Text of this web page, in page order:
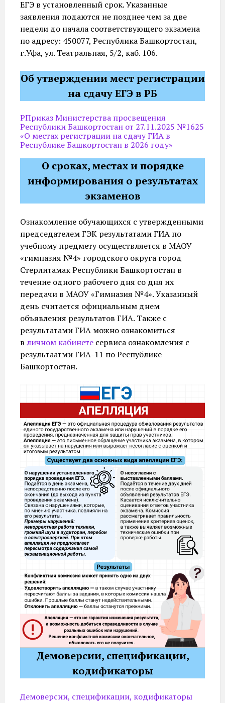
ЕГЭ в установленный срок. Указанные
заявления подаются не позднее чем за две
недели до начала соответствующего экзамена
по адресу: 450077, Республика Башкортостан,
г.Уфа, ул. Театральная, 5/2, каб. 106.
Об утверждении мест регистрации
на сдачу ЕГЭ в РБ
PПриказ Министерства просвещения
Республики Башкортостан от 27.11.2025 №1625
«О местах регистрации на сдачу ГИА в
Республике Башкортостан в 2026 году»
О сроках, местах и порядке
информирования о результатах
экзаменов
Ознакомление обучающихся с утвержденными
председателем ГЭК результатами ГИА по
учебному предмету осуществляется в МАОУ
«гимназия №4» городского округа город
Стерлитамак Республики Башкортостан в
течение одного рабочего дня со дня их
передачи в МАОУ «Гимназия №4». Указанный
день считается официальным днем
объявления результатов ГИА. Также с
результатами ГИА можно ознакомиться
в личном кабинете сервиса ознакомления с
результаатми ГИА-11 по Республике
Башкортостан.
Демоверсии, спецификации,
кодификаторы
Демоверсии, спецификации, кодификаторы